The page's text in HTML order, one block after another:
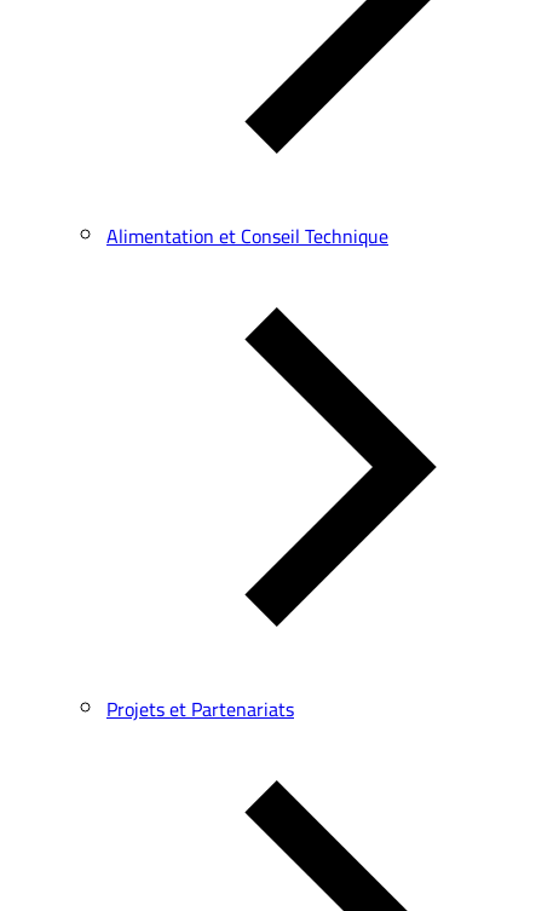
Alimentation et Conseil Technique
Projets et Partenariats